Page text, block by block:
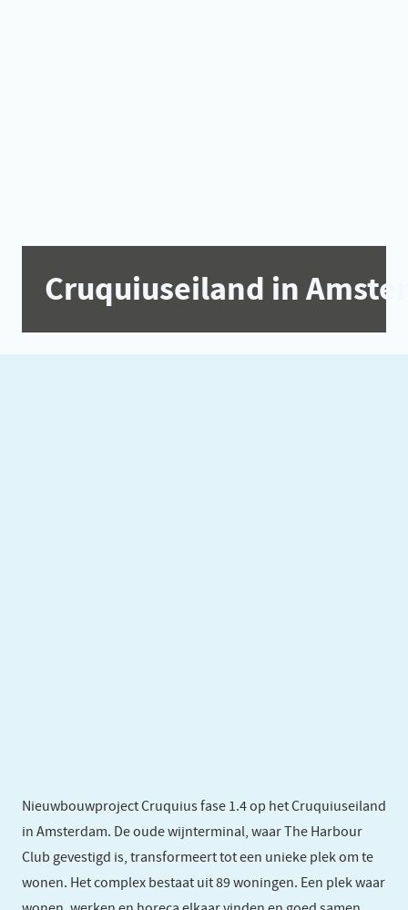
Cruquiuseiland in
Nieuwbouwproject Cruquius fase 1.4 op het Cruquiuseiland
in Amsterdam. De oude wijnterminal, waar The Harbour
Club gevestigd is, transformeert tot een unieke plek om te
wonen. Het complex bestaat uit 89 woningen. Een plek waar